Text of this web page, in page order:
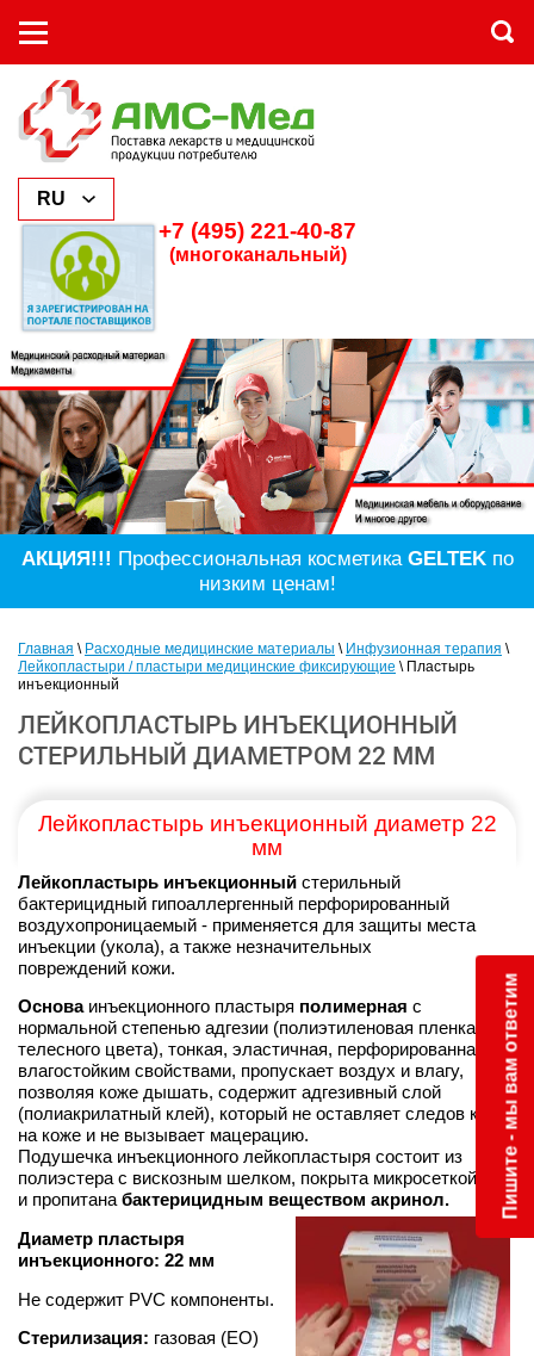
+7 (495) 221-40-87
(многоканальный)
АКЦИЯ!!! Профессиональная косметика GELTEKпо
низким ценам!
Главная \ Расходные медицинские материалы \ Инфузионная терапия \
Лейкопластыри / пластыри медицинские фиксирующие \ Пластырь
инъекционный
ЛЕЙКОПЛАСТЫРЬ ИНЪЕКЦИОННЫЙ
СТЕРИЛЬНЫЙ ДИАМЕТРОМ 22 ММ
Лейкопластырь инъекционный диаметр 22
мм
Лейкопластырь инъекционный стерильный
бактерицидный гипоаллергенный перфорированный
воздухопроницаемый - применяется для защиты места
инъекции (укола), а также незначительных
повреждений кожи.
Основаинъекционного пластыря полимерная с
нормальной степенью адгезии (полиэтиленовая пленка
телесного цвета), тонкая, эластичная, перфорированная с
влагостойким свойствами, пропускает воздух и влагу,
позволяя коже дышать, содержит адгезивный слой
(полиакрилатный клей), который не оставляет следов клея
на коже и не вызывает мацерацию.
Подушечка инъекционного лейкопластыря состоит из
полиэстера с вискозным шелком, покрыта микросеткой
и пропитанабактерицидным веществом акринол.
Диаметр пластыря
инъекционного: 22 мм
Не содержит PVC компоненты.
Стерилизация: газовая (ЕО)
Пишите - мы вам ответим